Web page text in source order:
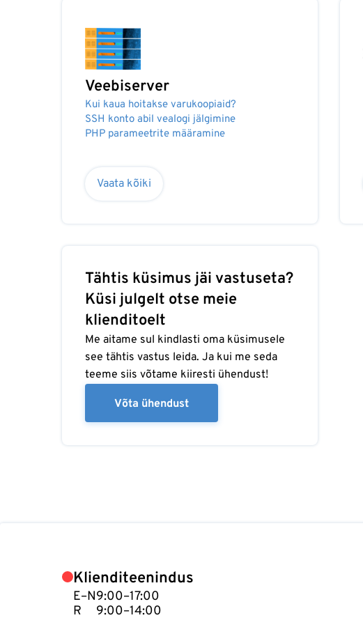
Veebiserver
Kui kaua hoitakse varukoopiaid?
SSH konto abil vealogi jälgimine
PHP parameetrite määramine
Vaata kõiki
Tähtis küsimus jäi vastuseta?
Küsi julgelt otse meie
klienditoelt
Me aitame sul kindlasti oma küsimusele
see tähtis vastus leida. Ja kui me seda
teeme siis võtame kiiresti ühendust!
Võta ühendust
Klienditeenindus
E–N
R
9:00–17:00
9:00–14:00